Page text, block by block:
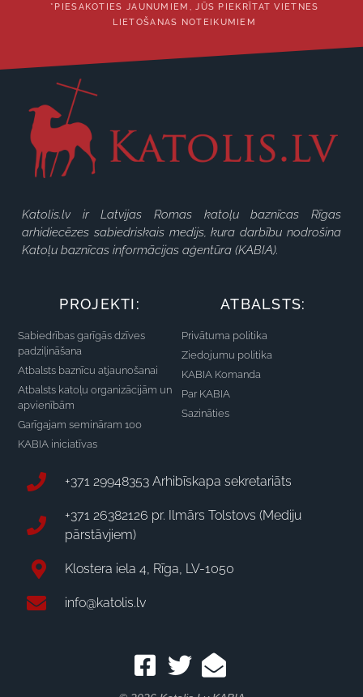
*PIESAKOTIES JAUNUMIEM, JŪS PIEKRĪTAT VIETNES
LIETOŠANAS NOTEIKUMIEM
Katolis.lv ir Latvijas Romas katoļu baznīcas Rīgas
arhidiecēzes sabiedriskais medijs, kura darbību nodrošina
Katoļu baznīcas informācijas aģentūra (KABIA).
PROJEKTI:
Sabiedrības garīgās dzīves
padziļināšana
Atbalsts baznīcu atjaunošanai
Atbalsts katoļu organizācijām un
apvienībām
Garīgajam semināram 100
KABIA iniciatīvas
ATBALSTS:
Privātuma politika
Ziedojumu politika
KABIA Komanda
Par KABIA
Sazināties
+371 29948353 Arhibīskapa sekretariāts
+371 26382126 pr. Ilmārs Tolstovs (Mediju
pārstāvjiem)
Klostera iela 4, Rīga, LV-1050
info@katolis.lv